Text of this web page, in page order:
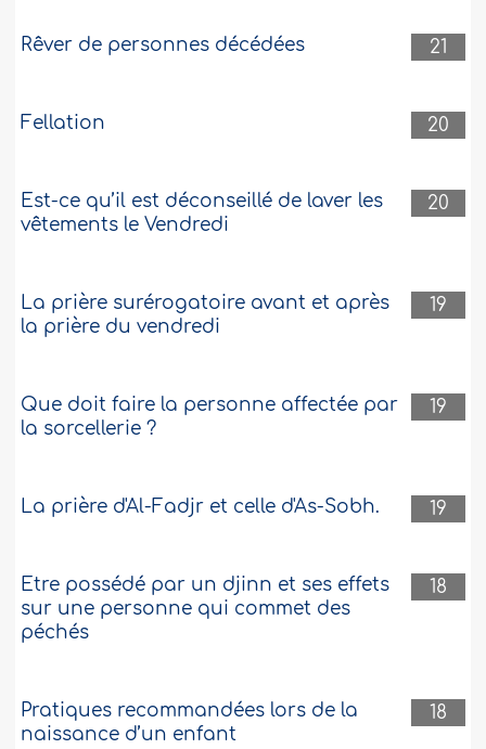
21
Rêver de personnes décédées
20
Fellation
20
Est-ce qu’il est déconseillé de laver les
vêtements le Vendredi
19
La prière surérogatoire avant et après
la prière du vendredi
19
Que doit faire la personne affectée par
la sorcellerie ?
19
La prière d'Al-Fadjr et celle d'As-Sobh.
18
Etre possédé par un djinn et ses effets
sur une personne qui commet des
péchés
18
Pratiques recommandées lors de la
naissance d’un enfant